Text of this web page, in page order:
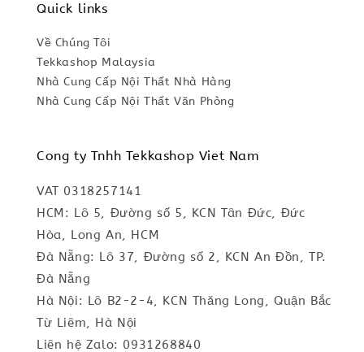
Quick links
Về Chúng Tôi
Tekkashop Malaysia
Nhà Cung Cấp Nội Thất Nhà Hàng
Nhà Cung Cấp Nội Thất Văn Phòng
Cong ty Tnhh Tekkashop Viet Nam
VAT 0318257141
HCM: Lô 5, Đường số 5, KCN Tân Đức, Đức
Hòa, Long An, HCM
Đà Nẵng: Lô 37, Đường số 2, KCN An Đồn, TP.
Đà Nẵng
Hà Nội: Lô B2-2-4, KCN Thăng Long, Quận Bắc
Từ Liêm, Hà Nội
Liên hệ Zalo: 0931268840